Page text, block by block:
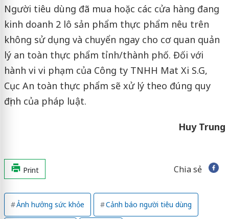
Người tiêu dùng đã mua hoặc các cửa hàng đang
kinh doanh 2 lô sản phẩm thực phẩm nêu trên
không sử dụng và chuyển ngay cho cơ quan quản
lý an toàn thực phẩm tỉnh/thành phố. Đối với
hành vi vi phạm của Công ty TNHH Mat Xi S.G,
Cục An toàn thực phẩm sẽ xử lý theo đúng quy
định của pháp luật.
Huy Trung
Print Chia sẻ
Ảnh hưởng sức khỏe Cảnh báo người tiêu dùng